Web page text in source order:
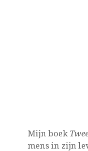
Mijn boek
mens in zijn